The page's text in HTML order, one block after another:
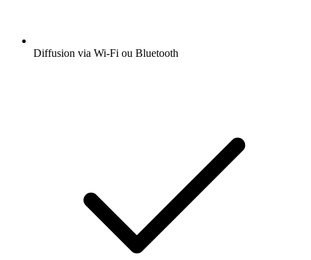
Diffusion via Wi-Fi ou Bluetooth